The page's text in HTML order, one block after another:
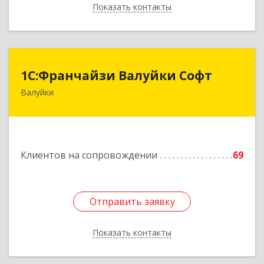
Показать контакты
Назад
1С:Франчайзи Валуйки Софт
Валуйки
Клиентов на сопровождении 69
Отправить заявку
Показать контакты
1С:Франчайзи Валуйки Софт
309996, Белгородская обл, Валуйки г, Горького,
Отправить заявку
Назад